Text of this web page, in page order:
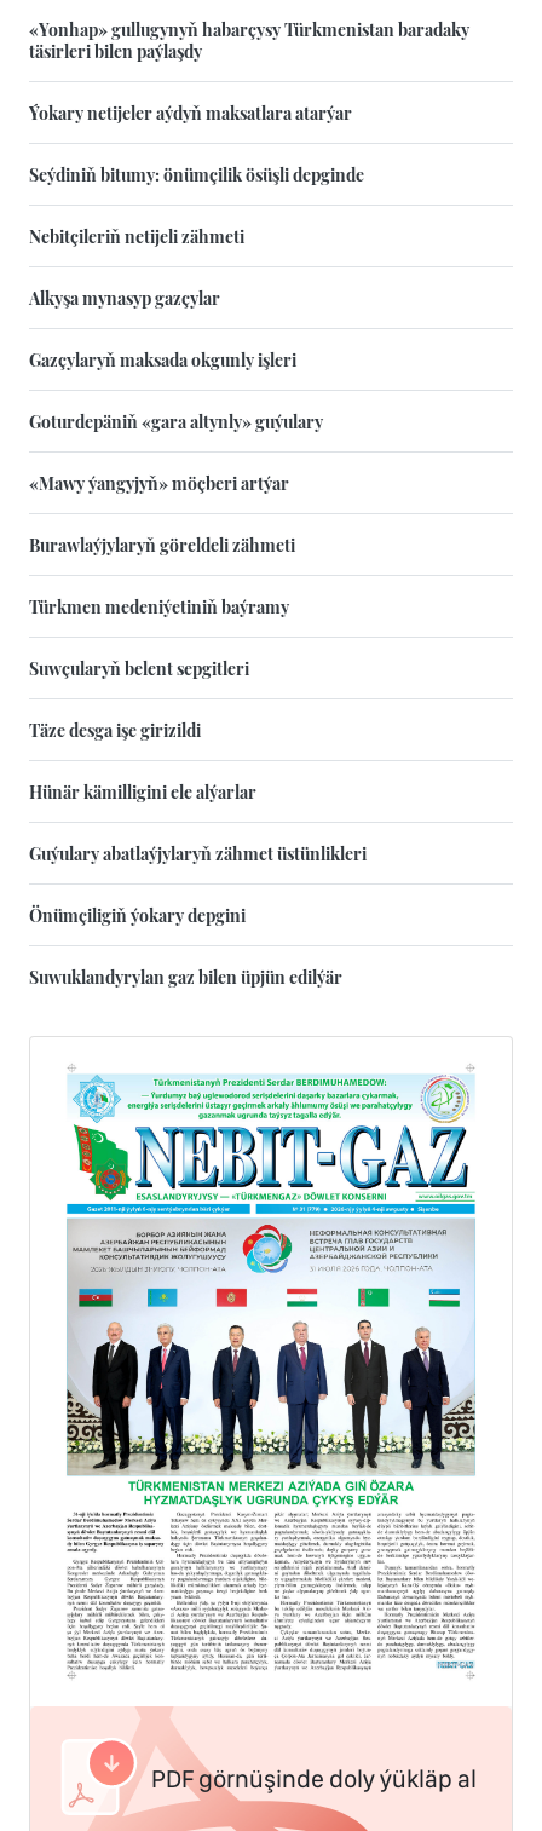
«Yonhap» gullugynyň habarçysy Türkmenistan baradaky
täsirleri bilen paýlaşdy
Ýokary netijeler aýdyň maksatlara atarýar
Seýdiniň bitumy: önümçilik ösüşli depginde
Nebitçileriň netijeli zähmeti
Alkyşa mynasyp gazçylar
Gazçylaryň maksada okgunly işleri
Goturdepäniň «gara altynly» guýulary
«Mawy ýangyjyň» möçberi artýar
Burawlaýjylaryň göreldeli zähmeti
Türkmen medeniýetiniň baýramy
Suwçularyň belent sepgitleri
Täze desga işe girizildi
Hünär kämilligini ele alýarlar
Guýulary abatlaýjylaryň zähmet üstünlikleri
Önümçiligiň ýokary depgini
Suwuklandyrylan gaz bilen üpjün edilýär
PDF görnüşinde doly ýükläp al